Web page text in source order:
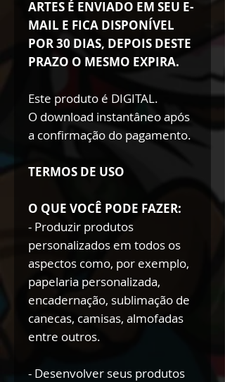
ARTES É ENVIADO EM SEU E-
MAIL E FICA DISPONÍVEL
POR 30 DIAS, DEPOIS DESTE
PRAZO O MESMO EXPIRA.
Este produto é DIGITAL.
O download instantâneo após
a confirmação do pagamento.
TERMOS DE USO
O QUE VOCÊ PODE FAZER:
- Produzir produtos
personalizados em todos os
aspectos como, por exemplo,
papelaria personalizada,
encadernação, sublimação de
canecas, camisas, almofadas
entre outros.
- Desenvolver seus produtos